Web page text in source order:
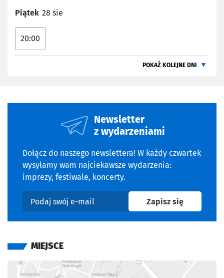
Piątek 28 sie
20:00
POKAŻ KOLEJNE DNI
Newsletter
z wydarzeniami
Dołącz do naszego newslettera! W każdy czwartek
wysyłamy wam najciekawsze wydarzenia:
imprezy, festiwale, koncerty.
Podaj swój e-mail
Zapisz sięna
MIEJSCE